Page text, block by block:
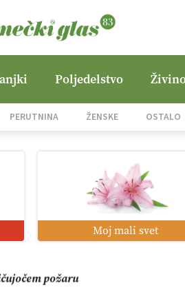
Poljedelstvo
PERUTNINA ŽENSKE OSTALO
Moj mali svet
odločala cena ali prednosti
sistemi
požaru
kmetijstvo